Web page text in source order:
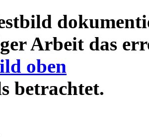
Arbeit das
oben